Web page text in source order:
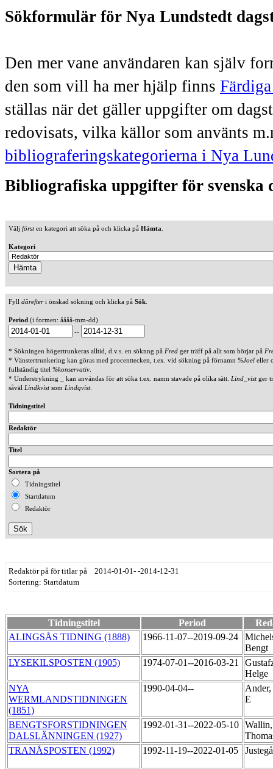
Sökformulär för Nya Lundstedt
Den mer vane användaren kan själv
den som vill ha mer hjälp finns
ställas när det gäller uppgifter om
redovisats, vilka källor som använts
bibliograferingskategorierna i Nya
Bibliografiska uppgifter för svenska
Välj försten kategori att söka på och klicka på Hämta
Kategori
Fyll därefteri önskad sökning och klicka på Sök
Period (i formen: åååå-mm-dd)
--
* Sökningen högertrunkeras alltid, d.v.s. en söknng på Fred ger träff på allt som börjar på
* Vänstertrunkering kan göras med procenttecken, t.ex. vid sökning på förnamn %Joel eller
fullständig titel %konservativ
* Understrykning _ kan användas för att söka t.ex. namn stavade på olika sätt. Lind_vistger
såväl Lindkvistsom Lindqvist.
Tidningstitel
Redaktör
Titel
Sortera på
Tidningstitel
Startdatum
Redaktör
Redaktör på för titlar på 2014-01-01- -2014-12-31
Sortering: Startdatum
Tidningstitel Period
ALINGSÅS TIDNING (1888)
1966-11-07--2019-09-24
Bengt
LYSEKILSPOSTEN (1905)
1974-07-01--2016-03-21
Helge
NYA
WERMLANDSTIDNINGEN
(1851)
1990-04-04--
E
BENGTSFORSTIDNINGEN
DALSLÄNNINGEN (1927)
1992-01-31--2022-05-10 Wallin,
TRANÅSPOSTEN (1992)
1992-11-19--2022-01-05